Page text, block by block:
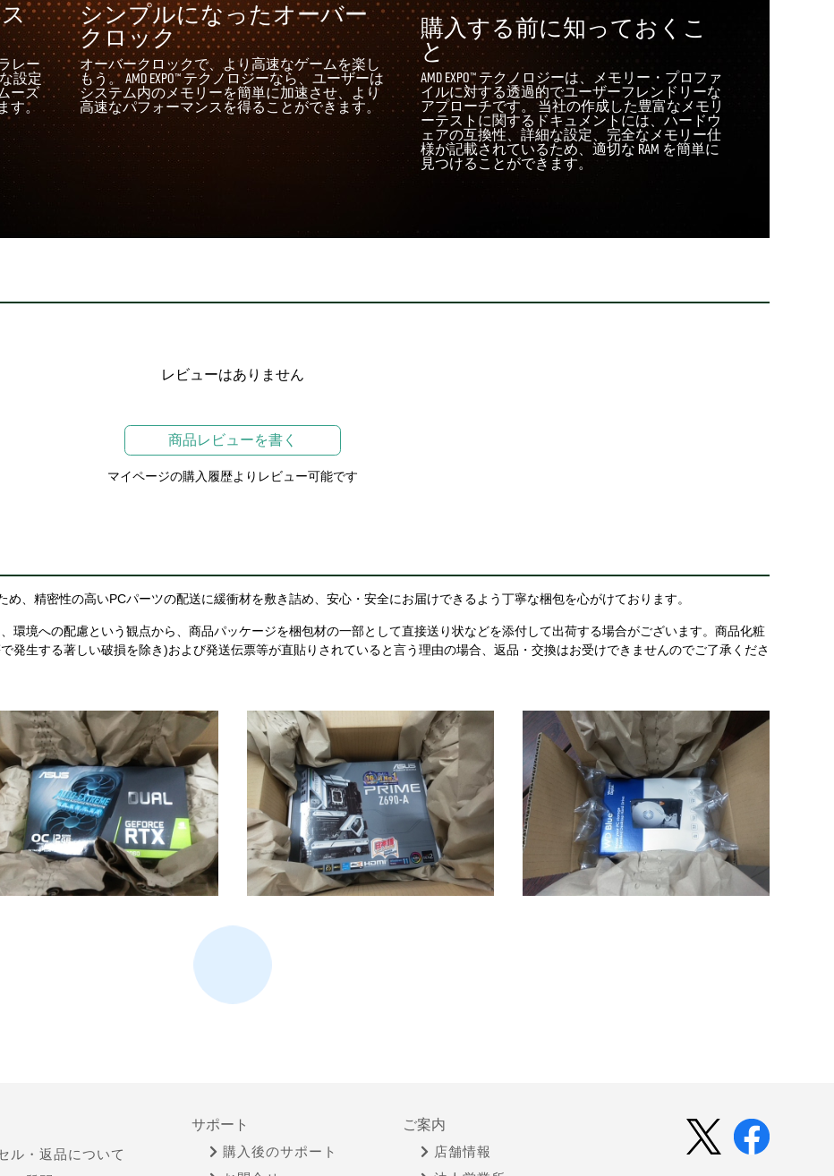
レー
設定
ーズ
す。
シンプルになったオーバー
クロック
オーバークロックで、より高速なゲームを楽し
もう。 AMD EXPO™ テクノロジーなら、ユーザーは
システム内のメモリーを簡単に加速させ、より
高速なパフォーマンスを得ることができます。
購入する前に知っておくこ
と
AMD EXPO™ テクノロジーは、メモリー・プロファ
イルに対する透過的でユーザーフレンドリーな
アプローチです。 当社の作成した豊富なメモリ
ーテストに関するドキュメントには、ハードウ
ェアの互換性、詳細な設定、完全なメモリー仕
様が記載されているため、適切な RAM を簡単に
見つけることができます。
レビューはありません
商品レビューを書く
マイページの購入履歴よりレビュー可能です
、精密性の高いPCパーツの配送に緩衝材を敷き詰め、安心・安全にお届けできるよう丁寧な梱包を心がけております。
環境への配慮という観点から、商品パッケージを梱包材の一部として直接送り状などを添付して出荷する場合がございます。商品化粧
発生する著しい破損を除き)および発送伝票等が直貼りされていると言う理由の場合、返品・交換はお受けできませんのでご了承くださ
ル・返品について
サポート
購入後のサポート
ご案内
店舗情報